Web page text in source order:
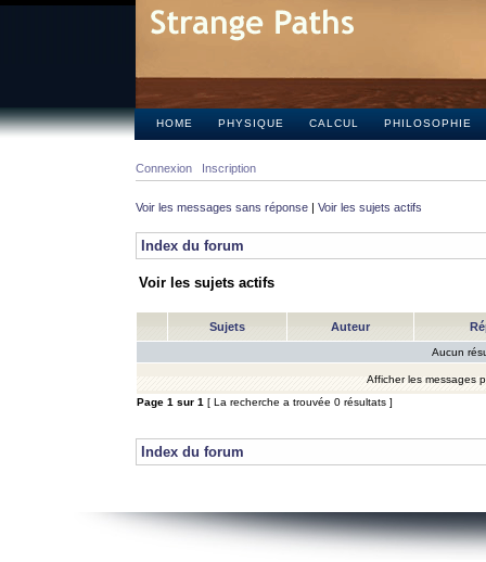
HOME PHYSIQUE CALCUL PHILOSOPHIE
Connexion Inscription
Voir les messages sans réponse | Voir les sujets actifs
Index du forum
Voir les sujets actifs
Sujets Auteur
Aucun
Afficher les messages
Page 1 sur 1 [ La recherche a trouvée 0 résultats ]
Index du forum